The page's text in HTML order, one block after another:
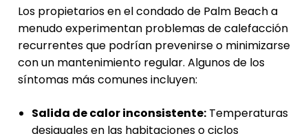
Los propietarios en el condado de Palm Beach a
menudo experimentan problemas de calefacción
recurrentes que podrían prevenirse o minimizarse
con un mantenimiento regular. Algunos de los
síntomas más comunes incluyen:
Salida de calor inconsistente: Temperaturas
desiguales en las habitaciones o ciclos